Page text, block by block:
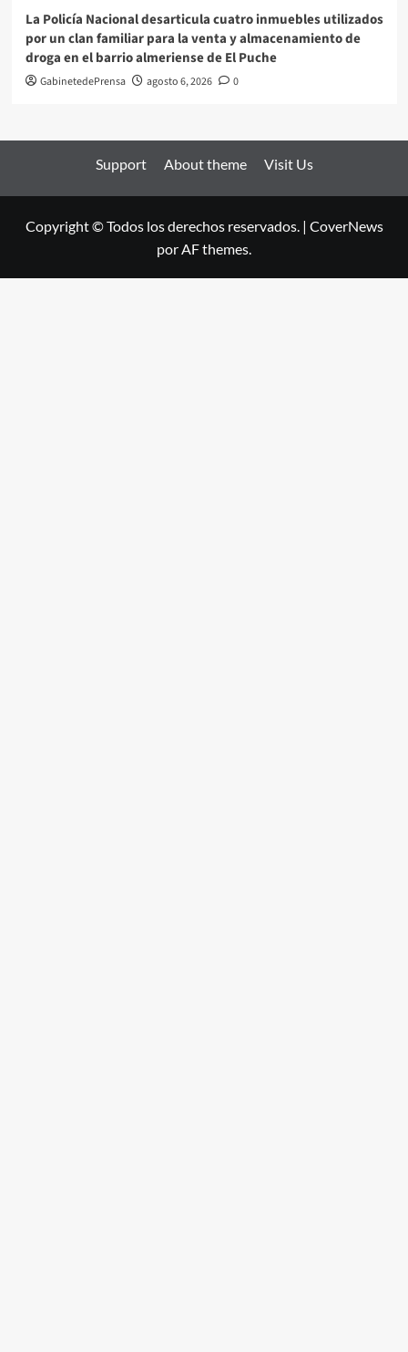
La Policía Nacional desarticula cuatro inmuebles utilizados
por un clan familiar para la venta y almacenamiento de
droga en el barrio almeriense de El Puche
GabinetedePrensa agosto 6, 2026 0
Support About theme Visit Us
Copyright © Todos los derechos reservados. | CoverNews
por AF themes.